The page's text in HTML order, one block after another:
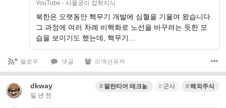
YouTube - 사물궁이 잡학지식
북한은 오랫동안 핵무기 개발에 심혈을 기울여 왔습니다.
그 과정에 여러 차례 비핵화로 노선을 바꾸려는 듯한 모
습을 보이기도 했는데, 핵무기…
팔로우 댓글 리액션유저
dkway
일 년 전
팔란티어 테크놀로지 군사 해외주식